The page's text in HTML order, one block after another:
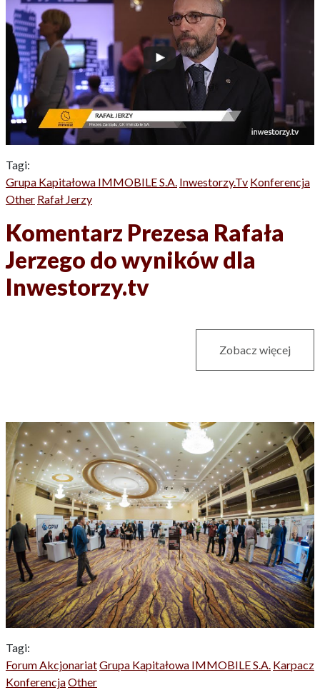
Tagi:
Grupa Kapitałowa IMMOBILE S.A. Inwestorzy.tv Konferencja
Other Rafał Jerzy
Komentarz Prezesa Rafała
Jerzego do wyników dla
Inwestorzy.tv
Zobacz więcej
Tagi:
Forum AkcjonariatGrupa Kapitałowa IMMOBILE S.A. Karpacz
KonferencjaOther